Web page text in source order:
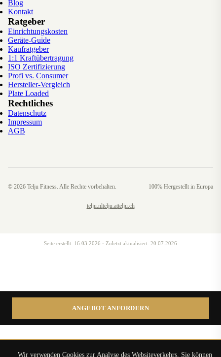
Blog
Kontakt
Ratgeber
Einrichtungskosten
Geräte-Guide
Kaufratgeber
1:1 Kraftübertragung
ISO Zertifizierung
Profi vs. Consumer
Hersteller-Vergleich
Plate Loaded
Rechtliches
Datenschutz
Impressum
AGB
© 2026 Telju Fitness. Alle Rechte vorbehalten. 100% Hergestellt in Europa
telju.nltelju.attelju.ch
Seite erstellt: 16.03.2026 · Zuletzt aktualisiert: 20.07.2026
ANGEBOT ANFORDERN
Wir verwenden Cookies zur Analyse des Websiteverkehrs. Sie können